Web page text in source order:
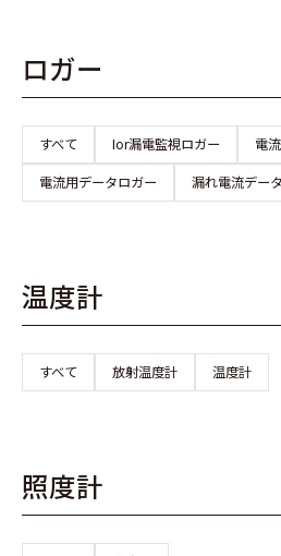
ロガー
すべて Ior漏電監視ロガー
電
電流用データロガー
漏れ電流デー
温度計
すべて 放射温度計 温度計
照度計